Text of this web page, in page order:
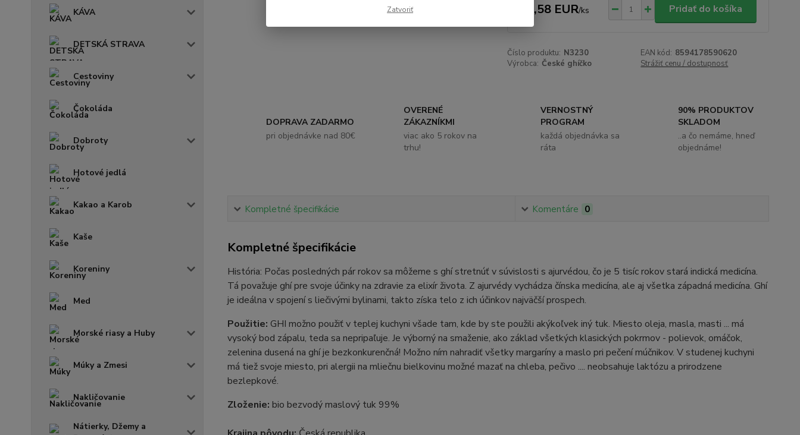
KÁVA
DETSKÁ STRAVA
Cestoviny
Čokoláda
Dobroty
Hotové jedlá
Kakao a Karob
Kaše
Koreniny
Med
Morské riasy a Huby
Múky a Zmesi
Nakličovanie
Nátierky, Džemy a
16,58 EUR/ks Pridať do košíka
Číslo produktu: N3230 EAN kód: 8594178590620
Výrobca: České ghíčko Strážiť cenu / dostupnosť
DOPRAVA ZADARMO
pri objednávke nad 80€
OVERENÉ
ZÁKAZNÍKMI
viac ako 5 rokov na
trhu!
VERNOSTNÝ
PROGRAM
každá objednávka sa
ráta
90% PRODUKTOV
SKLADOM
..a čo nemáme, hneď
objednáme!
Kompletné špecifikácie Komentáre 0
Kompletné špecifikácie
História: Počas posledných pár rokov sa môžeme s ghí stretnúť v súvislosti s ajurvédou, čo je 5 tisíc rokov stará indická medicína.
Tá považuje ghí pre svoje účinky na zdravie za elixír života. Z ajurvédy vychádza čínska medicína, ale aj všetka západná medicína. Ghí
je ideálna v spojení s liečivými bylinami, takto získa telo z ich účinkov najväčší prospech.
Použitie: GHI možno použiť v teplej kuchyni všade tam, kde by ste použili akýkoľvek iný tuk. Miesto oleja, masla, masti ... má
vysoký bod zápalu, teda sa nepripaľuje. Je výborný na smaženie, ako základ všetkých klasických pokrmov - polievok, omáčok,
zelenina dusená na ghí je bezkonkurenčná! Možno ním nahradiť všetky margaríny a maslo pri pečení múčnikov. V studenej kuchyni
má tiež svoje miesto, pri alergii na mliečnu bielkovinu možné mazať na chleba, pečivo .... neobsahuje laktózu a prirodzene
bezlepkové.
Zloženie: bio bezvodý maslový tuk 99%
Zatvoriť